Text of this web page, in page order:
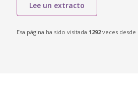
Lee un extracto
Esa página ha sido visitada 1292veces desde